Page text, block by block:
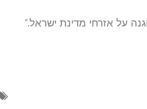
על אזרחי מדינת ישראל."